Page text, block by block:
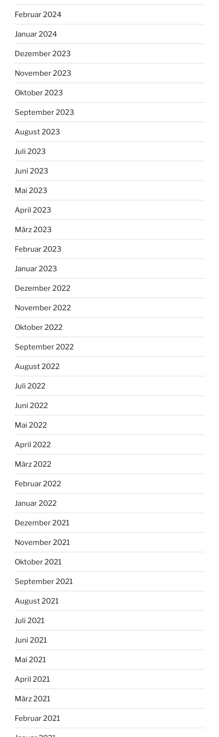
Februar 2024
Januar 2024
Dezember 2023
November 2023
Oktober 2023
September 2023
August 2023
Juli 2023
Juni 2023
Mai 2023
April 2023
März 2023
Februar 2023
Januar 2023
Dezember 2022
November 2022
Oktober 2022
September 2022
August 2022
Juli 2022
Juni 2022
Mai 2022
April 2022
März 2022
Februar 2022
Januar 2022
Dezember 2021
November 2021
Oktober 2021
September 2021
August 2021
Juli 2021
Juni 2021
Mai 2021
April 2021
März 2021
Februar 2021